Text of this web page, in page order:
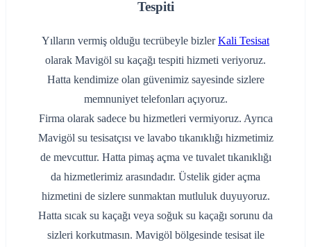
Tespiti
Yılların vermiş olduğu tecrübeyle bizlerKali Tesisat
olarak Mavigöl su kaçağı tespiti hizmeti veriyoruz.
Hatta kendimize olan güvenimiz sayesinde sizlere
memnuniyet telefonları açıyoruz.
Firma olarak sadece bu hizmetleri vermiyoruz. Ayrıca
Mavigöl su tesisatçısı ve lavabo tıkanıklığı hizmetimiz
de mevcuttur. Hatta pimaş açma ve tuvalet tıkanıklığı
da hizmetlerimiz arasındadır. Üstelik gider açma
hizmetini de sizlere sunmaktan mutluluk duyuyoruz.
Hatta sıcak su kaçağı veya soğuk su kaçağı sorunu da
sizleri korkutmasın. Mavigöl bölgesinde tesisat ile